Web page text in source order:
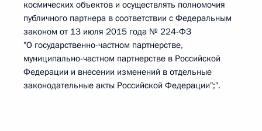
космических объектов и осуществлять полномочия
публичного партнера в соответствии с Федеральным
законом от 13 июля 2015 года № 224-ФЗ
"О государственно-частном партнерстве,
муниципально-частном партнерстве в Российской
Федерации и внесении изменений в отдельные
законодательные акты Российской Федерации";".